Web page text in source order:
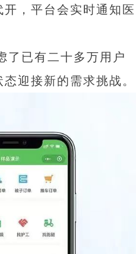
，平台会实时通知医
了已有二十多万用户
迎接新的需求挑战。